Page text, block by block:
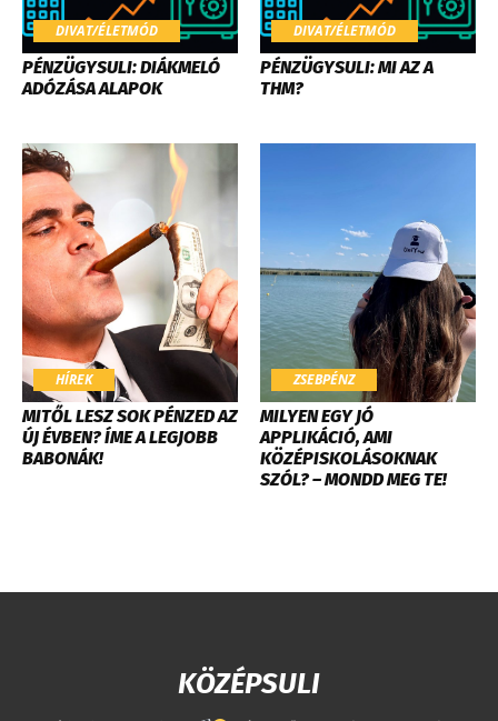
DIVAT/ÉLETMÓD
PÉNZÜGYSULI: DIÁKMELÓ
ADÓZÁSA ALAPOK
DIVAT/ÉLETMÓD
PÉNZÜGYSULI: MI AZ A
THM?
HÍREK
MITŐL LESZ SOK PÉNZED AZ
ÚJ ÉVBEN? ÍME A LEGJOBB
BABONÁK!
ZSEBPÉNZ
MILYEN EGY JÓ
APPLIKÁCIÓ, AMI
KÖZÉPISKOLÁSOKNAK
SZÓL? – MONDD MEG TE!
KÖZÉPSULI